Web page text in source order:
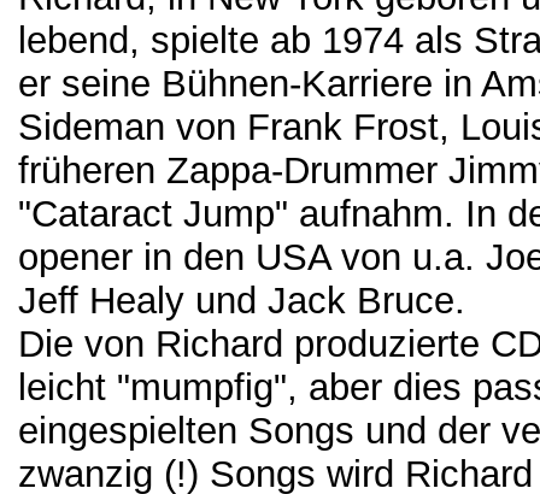
lebend, spielte ab 1974 als
er seine Bühnen-Karriere in
Sideman von Frank Frost,
früheren Zappa-Drummer
"Cataract Jump" aufnahm. In
opener in den USA von u.a.
Jeff Healy und Jack Bruce.
Die von Richard produzierte
leicht "mumpfig", aber dies
eingespielten Songs und der
zwanzig (!) Songs wird